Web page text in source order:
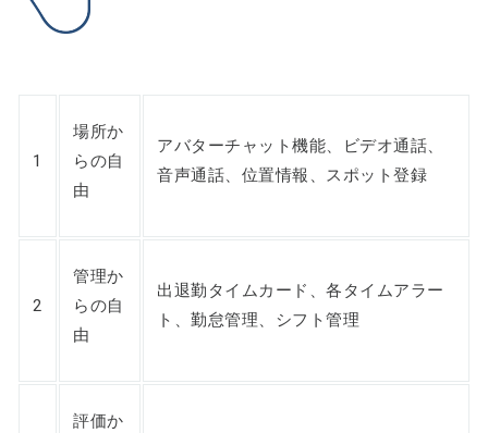
1
場所か
らの自
由
アバターチャット機能、ビデオ通話、
音声通話、位置情報、スポット登録
2
管理か
らの自
由
出退勤タイムカード、各タイムアラー
ト、勤怠管理、シフト管理
評価か